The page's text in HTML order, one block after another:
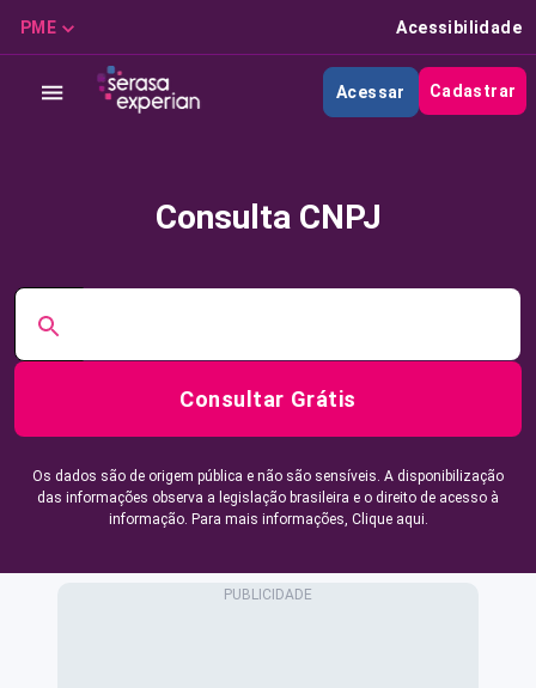
PME Acessibilidade
Acessar Cadastrar
Consulta CNPJ
Consultar Grátis
Os dados são de origem pública e não são sensíveis. A disponibilização
das informações observa a legislação brasileira e o direito de acesso à
informação. Para mais informações, Clique aqui.